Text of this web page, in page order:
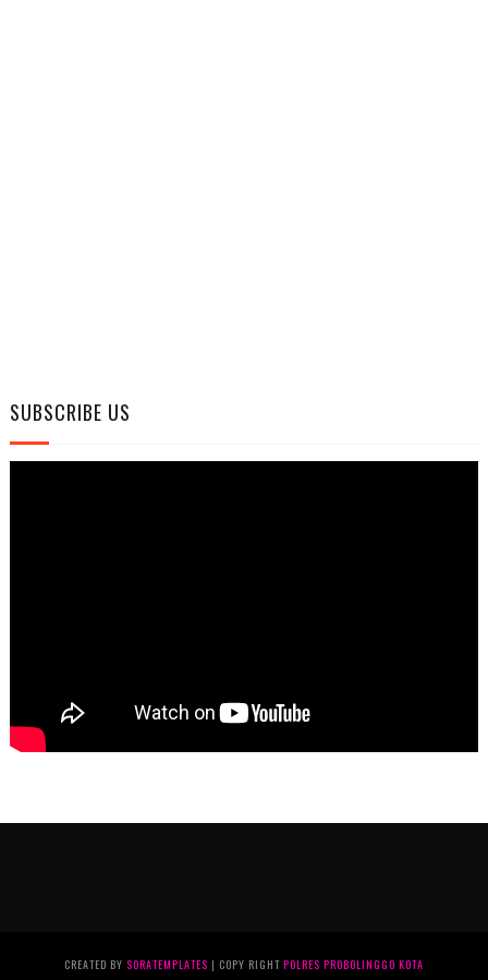
SUBSCRIBE US
CREATED BY SORATEMPLATES | COPY RIGHT POLRES PROBOLINGGO KOTA